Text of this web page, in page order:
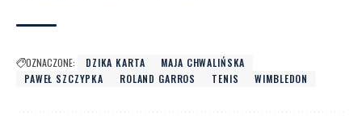
OZNACZONE: DZIKA KARTA
MAJA CHWALIŃSKA
PAWEŁ SZCZYPKA
ROLAND GARROS TENIS WIMBLEDON